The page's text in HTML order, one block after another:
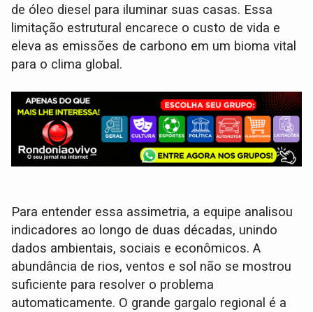
de óleo diesel para iluminar suas casas. Essa
limitação estrutural encarece o custo de vida e
eleva as emissões de carbono em um bioma vital
para o clima global.
Para entender essa assimetria, a equipe analisou
indicadores ao longo de duas décadas, unindo
dados ambientais, sociais e econômicos. A
abundância de rios, ventos e sol não se mostrou
suficiente para resolver o problema
automaticamente. O grande gargalo regional é a